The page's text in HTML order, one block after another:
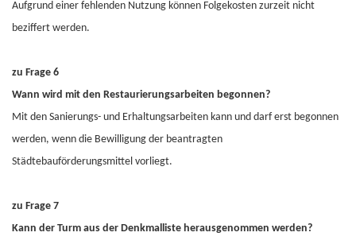
Aufgrund einer fehlenden Nutzung können Folgekosten zurzeit nicht
beziffert werden.
zu Frage 6
Wann wird mit den Restaurierungsarbeiten begonnen?
Mit den Sanierungs- und Erhaltungsarbeiten kann und darf erst begonnen
werden, wenn die Bewilligung der beantragten
Städtebauförderungsmittel vorliegt.
zu Frage 7
Kann der Turm aus der Denkmalliste herausgenommen werden?